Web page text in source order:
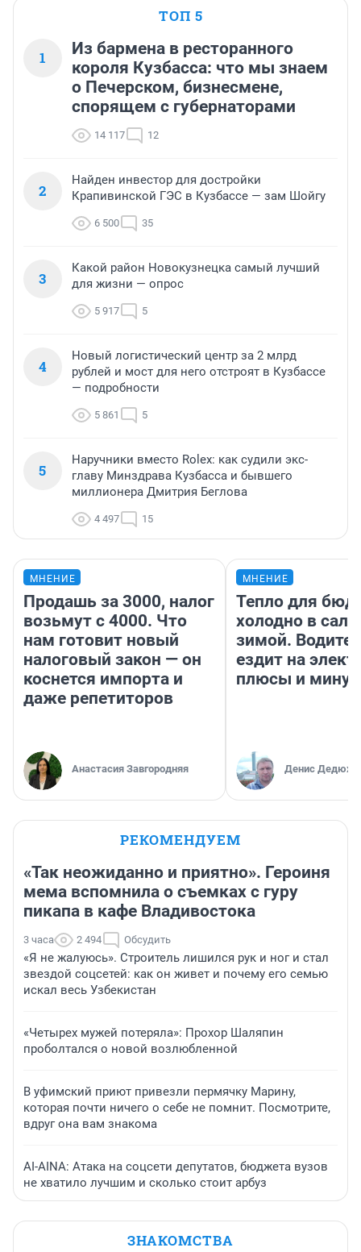
ТОП 5
1
Из бармена в ресторанного
короля Кузбасса: что мы знаем
о Печерском, бизнесмене,
спорящем с губернаторами
14 117 12
2
Найден инвестор для достройки
Крапивинской ГЭС в Кузбассе — зам Шойгу
6 500 35
3
Какой район Новокузнецка самый лучший
для жизни — опрос
5 917 5
4
Новый логистический центр за 2 млрд
рублей и мост для него отстроят в Кузбассе
— подробности
5 861 5
5
Наручники вместо Rolex: как судили экс-
главу Минздрава Кузбасса и бывшего
миллионера Дмитрия Беглова
4 497 15
МНЕНИЕ
Продашь за 3000, налог
возьмут с 4000. Что
нам готовит новый
налоговый закон — он
коснется импорта и
даже репетиторов
Анастасия Завгородняя
МНЕНИЕ
Тепло для
холодно в
зимой.
ездит на
плюсы и
Денис
РЕКОМЕНДУЕМ
«Так неожиданно и приятно». Героиня
мема вспомнила о съемках с гуру
пикапа в кафе Владивостока
3 часа 2 494 Обсудить
«Я не жалуюсь». Строитель лишился рук и ног и стал
звездой соцсетей: как он живет и почему его семью
искал весь Узбекистан
«Четырех мужей потеряла»: Прохор Шаляпин
проболтался о новой возлюбленной
В уфимский приют привезли пермячку Марину,
которая почти ничего о себе не помнит. Посмотрите,
вдруг она вам знакома
AI-AINA: Атака на соцсети депутатов, бюджета вузов
не хватило лучшим и сколько стоит арбуз
ЗНАКОМСТВА